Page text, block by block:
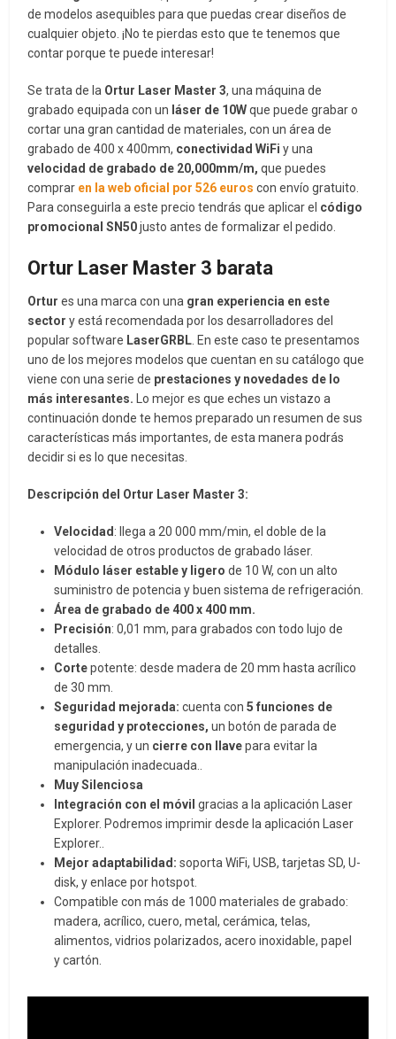
de modelos asequibles para que puedas crear diseños de
cualquier objeto. ¡No te pierdas esto que te tenemos que
contar porque te puede interesar!
Se trata de la Ortur Laser Master 3, una máquina de
grabado equipada con un láser de 10Wque puede grabar o
cortar una gran cantidad de materiales, con un área de
grabado de 400 x 400mm, conectividad WiFi y una
velocidad de grabado de 20,000mm/m, que puedes
comprar en la web oficial por 526 euros con envío gratuito.
Para conseguirla a este precio tendrás que aplicar el código
promocional SN50justo antes de formalizar el pedido.
Ortur Laser Master 3 barata
Ortur es una marca con una gran experiencia en este
sectory está recomendada por los desarrolladores del
popular software LaserGRBL . En este caso te presentamos
uno de los mejores modelos que cuentan en su catálogo que
viene con una serie de prestaciones y novedades de lo
más interesantes.Lo mejor es que eches un vistazo a
continuación donde te hemos preparado un resumen de sus
características más importantes, de esta manera podrás
decidir si es lo que necesitas.
Descripción del Ortur Laser Master 3:
Velocidad: llega a 20 000 mm/min, el doble de la
velocidad de otros productos de grabado láser.
Módulo láser estable y ligero de 10 W, con un alto
suministro de potencia y buen sistema de refrigeración.
Área de grabado de 400 x 400 mm.
Precisión: 0,01 mm, para grabados con todo lujo de
detalles.
Cortepotente: desde madera de 20 mm hasta acrílico
de 30 mm.
Seguridad mejorada:cuenta con5 funciones de
seguridad y protecciones,un botón de parada de
emergencia, y un cierre con llavepara evitar la
manipulación inadecuada..
Muy Silenciosa
Integración con el móvil gracias a la aplicación Laser
Explorer. Podremos imprimir desde la aplicación Laser
Explorer..
Mejor adaptabilidad:soporta WiFi, USB, tarjetas SD, U-
disk, y enlace por hotspot.
Compatible con más de 1000 materiales de grabado:
madera, acrílico, cuero, metal, cerámica, telas,
alimentos, vidrios polarizados, acero inoxidable, papel
y cartón.